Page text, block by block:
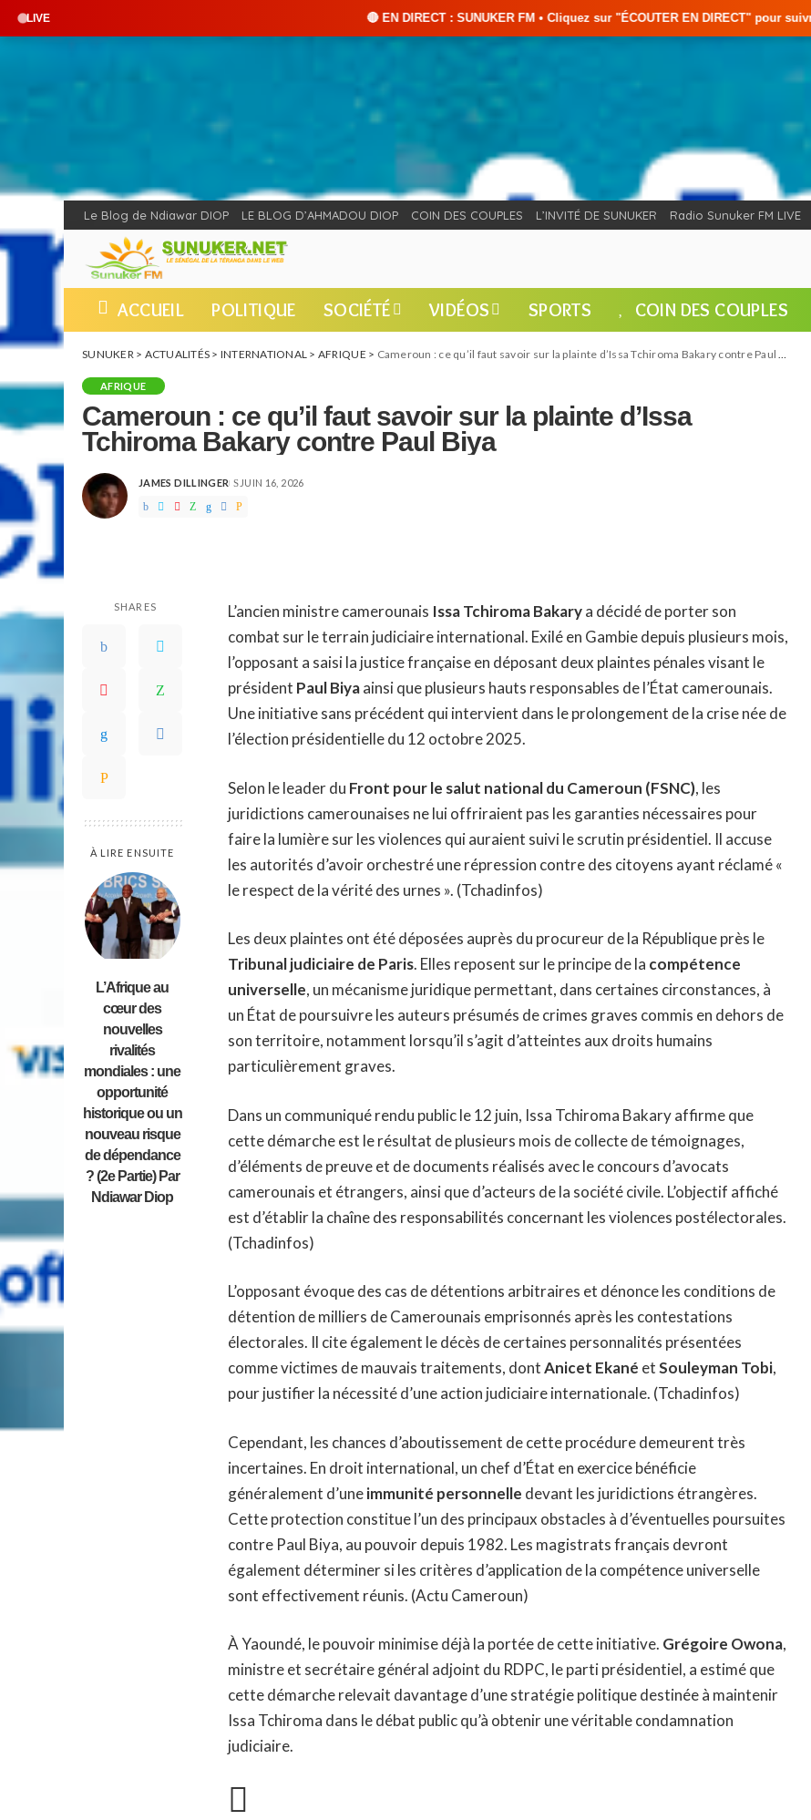
LIVE 🔴 EN DIRECT : SUNUKER FM • Cliquez sur "ÉCOUTER EN DIRECT" pour suivre nos
Le Blog de Ndiawar DIOP LE BLOG D’AHMADOU DIOP COIN DES COUPLES L’INVITÉ DE SUNUKER Radio Sunuker FM LIVE
ACCUEIL POLITIQUE SOCIÉTÉ VIDÉOS SPORTS COIN DES COUPLES
SUNUKER> ACTUALITÉS > INTERNATIONAL > AFRIQUE > Cameroun : ce qu’il faut savoir sur la plainte d’Issa Tchiroma Bakary contre Paul Biya
AFRIQUE
Cameroun : ce qu’il faut savoir sur la plainte d’Issa
Tchiroma Bakary contre Paul Biya
POSTED
BY
JAMES DILLINGER JUIN 16, 2026
SHARES
À LIRE ENSUITE
L’Afrique au
cœur des
nouvelles
rivalités
mondiales : une
opportunité
historique ou un
nouveau risque
de dépendance
? (2e Partie) Par
Ndiawar Diop
L’ancien ministre camerounais Issa Tchiroma Bakarya décidé de porter son
combat sur le terrain judiciaire international. Exilé en Gambie depuis plusieurs mois,
l’opposant a saisi la justice française en déposant deux plaintes pénales visant le
président Paul Biyaainsi que plusieurs hauts responsables de l’État camerounais.
Une initiative sans précédent qui intervient dans le prolongement de la crise née de
l’élection présidentielle du 12 octobre 2025.
Selon le leader du Front pour le salut national du Cameroun (FSNC), les
juridictions camerounaises ne lui offriraient pas les garanties nécessaires pour
faire la lumière sur les violences qui auraient suivi le scrutin présidentiel. Il accuse
les autorités d’avoir orchestré une répression contre des citoyens ayant réclamé «
le respect de la vérité des urnes ». (Tchadinfos)
Les deux plaintes ont été déposées auprès du procureur de la République près le
Tribunal judiciaire de Paris. Elles reposent sur le principe de la compétence
universelle, un mécanisme juridique permettant, dans certaines circonstances, à
un État de poursuivre les auteurs présumés de crimes graves commis en dehors de
son territoire, notamment lorsqu’il s’agit d’atteintes aux droits humains
particulièrement graves.
Dans un communiqué rendu public le 12 juin, Issa Tchiroma Bakary affirme que
cette démarche est le résultat de plusieurs mois de collecte de témoignages,
d’éléments de preuve et de documents réalisés avec le concours d’avocats
camerounais et étrangers, ainsi que d’acteurs de la société civile. L’objectif affiché
est d’établir la chaîne des responsabilités concernant les violences postélectorales.
(Tchadinfos)
L’opposant évoque des cas de détentions arbitraires et dénonce les conditions de
détention de milliers de Camerounais emprisonnés après les contestations
électorales. Il cite également le décès de certaines personnalités présentées
comme victimes de mauvais traitements, dontAnicet Ekané etSouleyman Tobi,
pour justifier la nécessité d’une action judiciaire internationale. (Tchadinfos)
Cependant, les chances d’aboutissement de cette procédure demeurent très
incertaines. En droit international, un chef d’État en exercice bénéficie
généralement d’uneimmunité personnelle devant les juridictions étrangères.
Cette protection constitue l’un des principaux obstacles à d’éventuelles poursuites
contre Paul Biya, au pouvoir depuis 1982. Les magistrats français devront
également déterminer si les critères d’application de la compétence universelle
sont effectivement réunis. (Actu Cameroun)
À Yaoundé, le pouvoir minimise déjà la portée de cette initiative. Grégoire Owona,
ministre et secrétaire général adjoint du RDPC, le parti présidentiel, a estimé que
cette démarche relevait davantage d’une stratégie politique destinée à maintenir
Issa Tchiroma dans le débat public qu’à obtenir une véritable condamnation
judiciaire.